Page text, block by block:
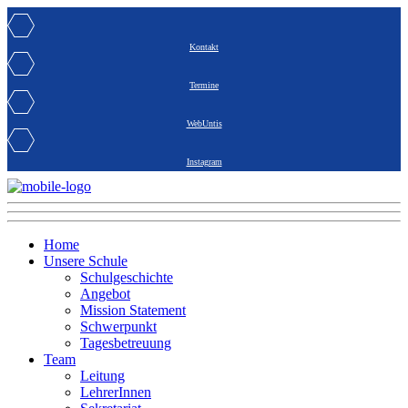
Kontakt
Termine
WebUntis
Instagram
Home
Unsere Schule
Schulgeschichte
Angebot
Mission Statement
Schwerpunkt
Tagesbetreuung
Team
Leitung
LehrerInnen